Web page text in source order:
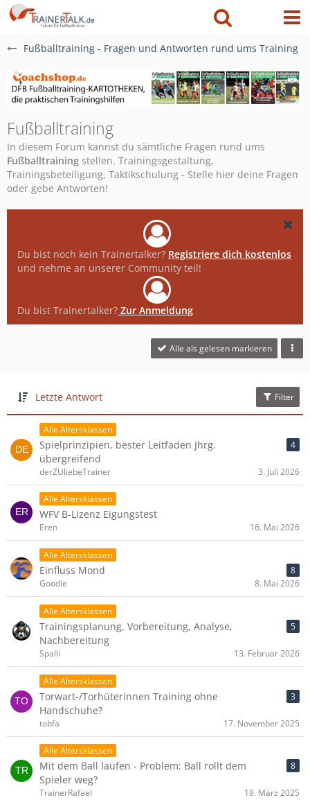
Fußballtraining - Fragen und Antworten rund ums Training
Fußballtraining
In diesem Forum kannst du sämtliche Fragen rund ums
Fußballtraining stellen. Trainingsgestaltung,
Trainingsbeteiligung, Taktikschulung - Stelle hier deine Fragen
oder gebe Antworten!
Du bist noch kein Trainertalker? Registriere dich kostenlos
und nehme an unserer Community teil!
Du bist Trainertalker? Zur Anmeldung
Alle als gelesen markieren
Letzte Antwort Filter
Alle Altersklassen
Spielprinzipien, bester Leitfaden Jhrg.
übergreifend
4
derZUliebeTrainer 3. Juli 2026
Alle Altersklassen
WFV B-Lizenz Eigungstest
Eren 16. Mai 2026
Alle Altersklassen
Einfluss Mond
8
Goodie
8. Mai 2026
Alle Altersklassen
Trainingsplanung, Vorbereitung, Analyse,
Nachbereitung
5
Spalli 13. Februar 2026
Alle Altersklassen
Torwart-/Torhüterinnen Training ohne
Handschuhe?
3
tobfa 17. November 2025
Alle Altersklassen
Mit dem Ball laufen - Problem: Ball rollt dem
Spieler weg?
8
TrainerRafael 19. März 2025